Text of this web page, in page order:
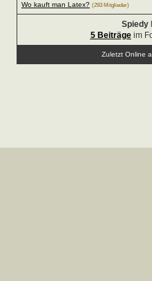
Wo kauft man Latex? (293 Mitglieder)
Spiedy
5 Beiträgeim
Zuletzt Online